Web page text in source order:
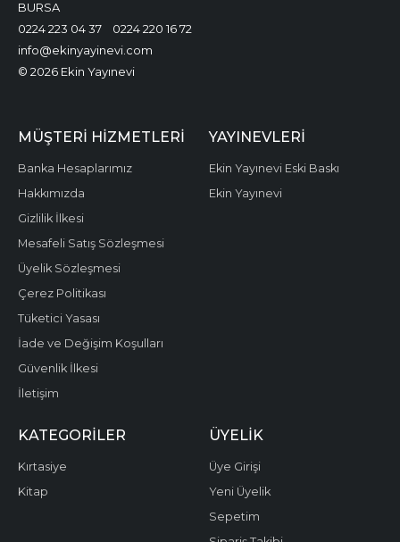
BURSA
0224 223 04 37
0224 220 16 72
info@ekinyayinevi.com
© 2026 Ekin Yayınevi
MÜŞTERI HIZMETLERI
Banka Hesaplarımız
Hakkımızda
Gizlilik İlkesi
Mesafeli Satış Sözleşmesi
Üyelik Sözleşmesi
Çerez Politikası
Tüketici Yasası
İade ve Değişim Koşulları
Güvenlik İlkesi
İletişim
YAYINEVLERI
Ekin Yayınevi Eski Baskı
Ekin Yayınevi
KATEGORILER
Kırtasiye
Kitap
ÜYELIK
Üye Girişi
Yeni Üyelik
Sepetim